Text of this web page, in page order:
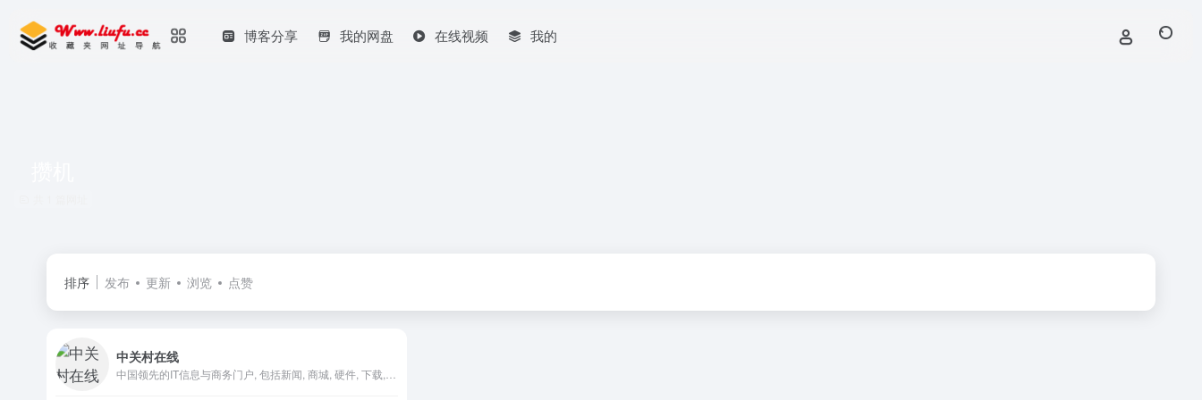
博客分享 我的网盘 在线视频 我的
排序 发布 更新 浏览 点赞
中关村在线